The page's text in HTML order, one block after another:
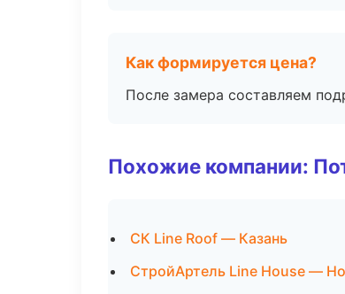
Как формируется цена?
После замера составляем
Похожие компании:
СК Line Roof — Казань
СтройАртель Line House —